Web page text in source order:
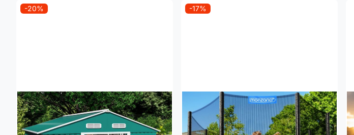
-20% -17%